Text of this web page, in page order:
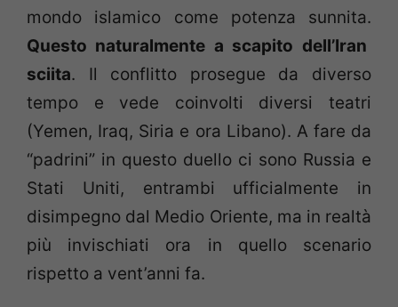
mondo islamico come potenza sunnita.
Questo naturalmente a scapito dell’Iran
sciita. Il conflitto prosegue da diverso
tempo e vede coinvolti diversi teatri
(Yemen, Iraq, Siria e ora Libano). A fare da
“padrini” in questo duello ci sono Russia e
Stati Uniti, entrambi ufficialmente in
disimpegno dal Medio Oriente, ma in realtà
più invischiati ora in quello scenario
rispetto a vent’anni fa.